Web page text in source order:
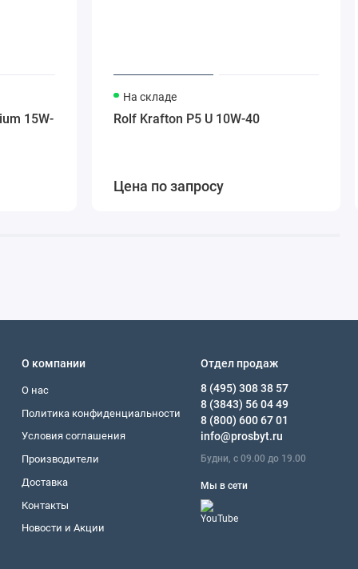
15W-
На складе
Rolf Krafton P5 U 10W-40
Цена по запросу
О компании
О нас
Политика конфиденциальности
Условия соглашения
Производители
Доставка
Контакты
Новости и Акции
Отдел продаж
8 (495) 308 38 57
8 (3843) 56 04 49
8 (800) 600 67 01
info@prosbyt.ru
Будни, с 09.00 до 19.00
Мы в сети